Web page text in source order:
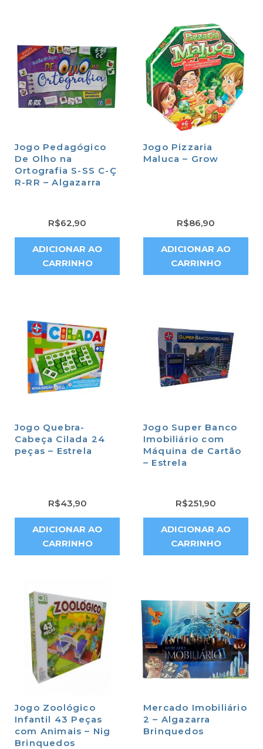
Jogo Pedagógico
De Olho na
Ortografia S-SS C-Ç
R-RR – Algazarra
R$62,90
ADICIONAR AO
CARRINHO
Jogo Pizzaria
Maluca – Grow
R$86,90
ADICIONAR AO
CARRINHO
Jogo Quebra-
Cabeça Cilada 24
peças – Estrela
R$43,90
ADICIONAR AO
CARRINHO
Jogo Super Banco
Imobiliário com
Máquina de Cartão
– Estrela
R$251,90
ADICIONAR AO
CARRINHO
Jogo Zoológico
Infantil 43 Peças
com Animais – Nig
Brinquedos
Mercado Imobiliário
2 – Algazarra
Brinquedos